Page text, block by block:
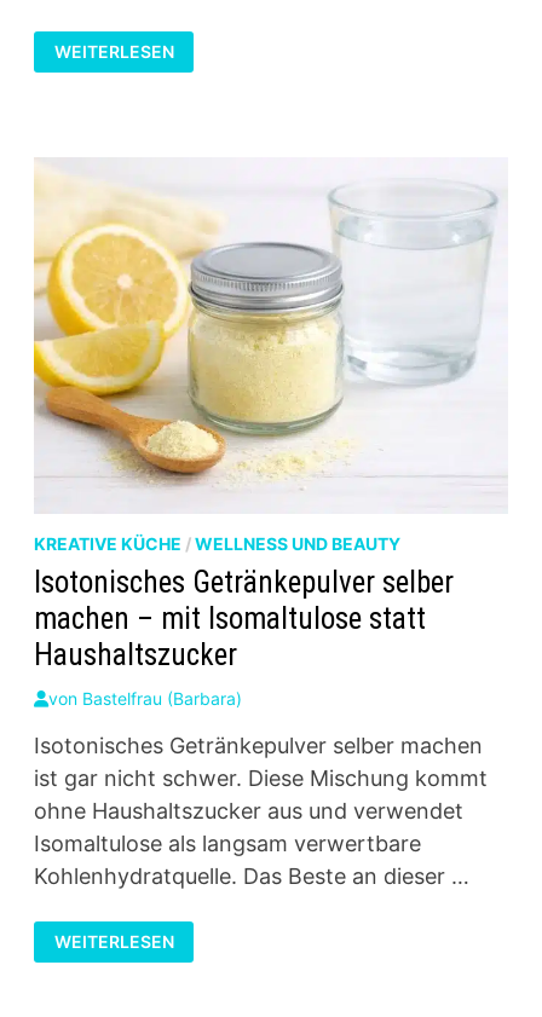
LOW
CARB
EISKAFFEE
WEITERLESEN
KREATIVE KÜCHE /WELLNESS UND BEAUTY
Isotonisches Getränkepulver selber
machen – mit Isomaltulose statt
Haushaltszucker
von Bastelfrau (Barbara)
Isotonisches Getränkepulver selber machen
ist gar nicht schwer. Diese Mischung kommt
ohne Haushaltszucker aus und verwendet
Isomaltulose als langsam verwertbare
Kohlenhydratquelle. Das Beste an dieser …
ISOTONISCHES
GETRÄNKEPULVER
SELBER
WEITERLESEN